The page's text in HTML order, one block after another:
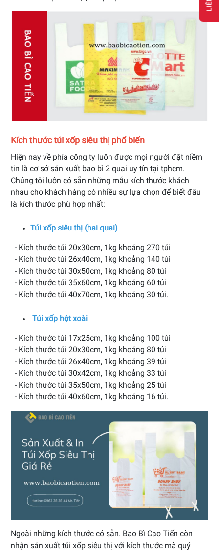
Kích thước túi xốp siêu thị phổ biến
Hiện nay về phía công ty luôn được mọi người đặt niềm
tin là cơ sở sản xuất bao bì 2 quai uy tín tại tphcm.
Chúng tôi luôn có sẵn những mẫu kích thước khách
nhau cho khách hàng có nhiều sự lựa chọn để biết đâu
là kích thước phù hợp nhất:
Túi xốp siêu thị (hai quai)
- Kích thước túi 20x30cm, 1kg khoảng 270 túi
- Kích thước túi 26x40cm, 1kg khoảng 140 túi
- Kích thước túi 30x50cm, 1kg khoảng 80 túi
- Kích thước túi 35x60cm, 1kg khoảng 60 túi
- Kích thước túi 40x70cm, 1kg khoảng 30 túi.
Túi xốp hột xoài
- Kích thước túi 17x25cm, 1kg khoảng 100 túi
- Kích thước túi 20x30cm, 1kg khoảng 80 túi
- Kích thước túi 26x40cm, 1kg khoảng 39 túi
- Kích thước túi 30x42cm, 1kg khoảng 33 túi
- Kích thước túi 35x50cm, 1kg khoảng 25 túi
- Kích thước túi 40x60cm, 1kg khoảng 16 túi.
Ngoài những kích thước có sẵn. Bao Bì Cao Tiến còn
nhận sản xuất túi xốp siêu thị với kích thước mà quý